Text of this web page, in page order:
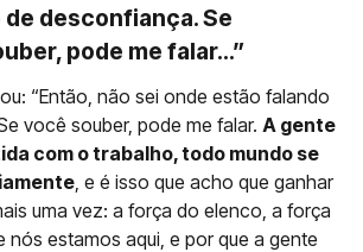
desconfiança. Se
pode me falar...”
“Então, não sei onde estão falando
você souber, pode me falar. A gente
com o trabalho, todo mundo se
, e é isso que acho que ganhar
uma vez: a força do elenco, a força
nós estamos aqui, e por que a gente